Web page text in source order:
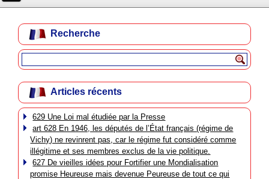
Recherche
Articles récents
629 Une Loi mal étudiée par la Presse
art 628 En 1946, les députés de l’État français (régime de
Vichy) ne revinrent pas, car le régime fut considéré comme
illégitime et ses membres exclus de la vie politique.
627 De vieilles idées pour Fortifier une Mondialisation
promise Heureuse mais devenue Peureuse de tout ce qui